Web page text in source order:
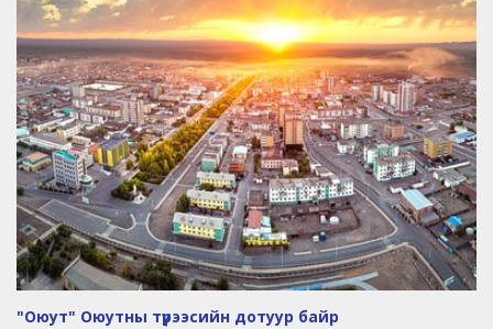
"Оюут" Оюутны түрээсийн дотуур байр